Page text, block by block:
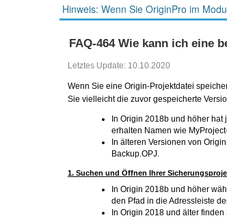
Hinweis: Wenn Sie OriginPro im
FAQ-464 Wie kann ich eine
Letztes Update: 10.10.2020
Wenn Sie eine Origin-Projektdatei
Sie vielleicht die zuvor gespeicherte
In Origin 2018b und höher
erhalten Namen wie
In älteren Versionen von
Backup.OPJ.
1. Suchen und Öffnen Ihrer
In Origin 2018b und höher
den Pfad in die Adressleiste
In Origin 2018 und älter